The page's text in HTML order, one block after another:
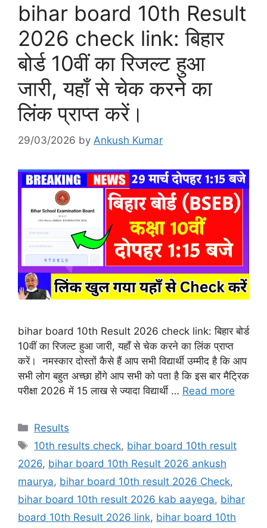
bihar board 10th Result
2026 check link: बिहार
बोर्ड 10वीं का रिजल्ट हुआ
जारी, यहाँ से चेक करने का
लिंक प्राप्त करें।
29/03/2026 by Ankush Kumar
bihar board 10th Result 2026 check link: बिहार बोर्ड
10वीं का रिजल्ट हुआ जारी, यहाँ से चेक करने का लिंक प्राप्त
करें। नमस्कार दोस्तों कैसे हैं आप सभी विद्यार्थी उम्मीद है कि आप
सभी लोग बहुत अच्छा होंगे आप सभी को पता है कि इस बार मैट्रिक
परीक्षा 2026 में 15 लाख से ज्यादा विद्यार्थी … Read more
Categories
Results
Tags
10th results check, bihar board 10th result
2026, bihar board 10th Result 2026 ankush
maurya, bihar board 10th result 2026 Check,
bihar board 10th result 2026 kab aayega, bihar
board 10th Result 2026 link, bihar board 10th